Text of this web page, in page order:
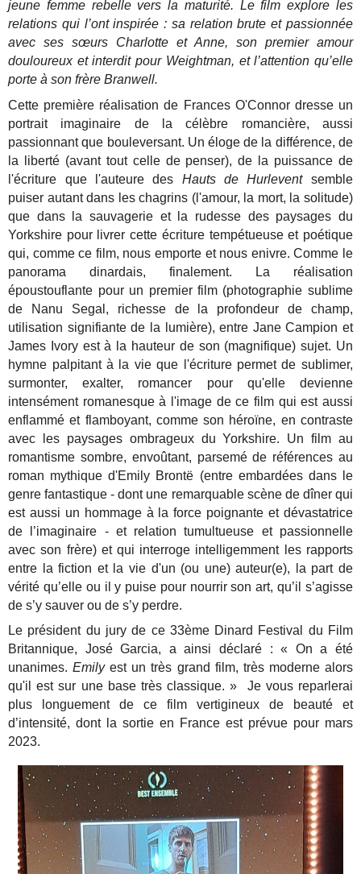
jeune femme rebelle vers la maturité. Le film explore les
relations qui l’ont inspirée : sa relation brute et passionnée
avec ses sœurs Charlotte et Anne, son premier amour
douloureux et interdit pour Weightman, et l’attention qu’elle
porte à son frère Branwell.
Cette première réalisation de Frances O'Connor dresse un
portrait imaginaire de la célèbre romancière, aussi
passionnant que bouleversant. Un éloge de la différence, de
la liberté (avant tout celle de penser), de la puissance de
l'écriture que l'auteure des Hauts de Hurlevent semble
puiser autant dans les chagrins (l'amour, la mort, la solitude)
que dans la sauvagerie et la rudesse des paysages du
Yorkshire pour livrer cette écriture tempétueuse et poétique
qui, comme ce film, nous emporte et nous enivre. Comme le
panorama dinardais, finalement.
La réalisation
époustouflante pour un premier film (photographie sublime
de Nanu Segal, richesse de la profondeur de champ,
utilisation signifiante de la lumière), entre Jane Campion et
James Ivory est à la hauteur de son (magnifique) sujet. Un
hymne palpitant à la vie que l'écriture permet de sublimer,
surmonter, exalter, romancer pour qu'elle devienne
intensément romanesque à l'image de ce film qui est aussi
enflammé et flamboyant, comme son héroïne, en contraste
avec les paysages ombrageux du Yorkshire. Un film au
romantisme sombre, envoûtant, parsemé de références au
roman mythique d'Emily Brontë (entre embardées dans le
genre fantastique - dont une remarquable scène de dîner qui
est aussi un hommage à la force poignante et dévastatrice
de l’imaginaire - et relation tumultueuse et passionnelle
avec son frère) et qui interroge intelligemment les rapports
entre la fiction et la vie d'un (ou une) auteur(e), la part de
vérité qu’elle ou il y puise pour nourrir son art, qu’il s’agisse
de s’y sauver ou de s’y perdre.
Le président du jury de ce 33ème Dinard Festival du Film
Britannique, José Garcia, a ainsi déclaré : « On a été
unanimes.Emilyest un très grand film, très moderne alors
qu'il est sur une base très classique. » Je vous reparlerai
plus longuement de ce film vertigineux de beauté et
d’intensité, dont la sortie en France est prévue pour mars
2023.